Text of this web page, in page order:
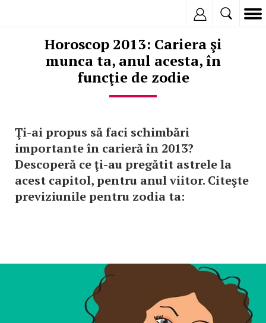
Horoscop 2013: Cariera şi
munca ta, anul acesta, în
funcţie de zodie
Ţi-ai propus să faci schimbări
importante în carieră în 2013?
Descoperă ce ţi-au pregătit astrele la
acest capitol, pentru anul viitor. Citeşte
previziunile pentru zodia ta: